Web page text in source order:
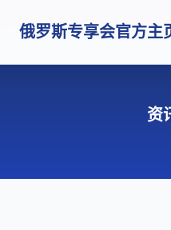
俄罗斯专享会官方主
资